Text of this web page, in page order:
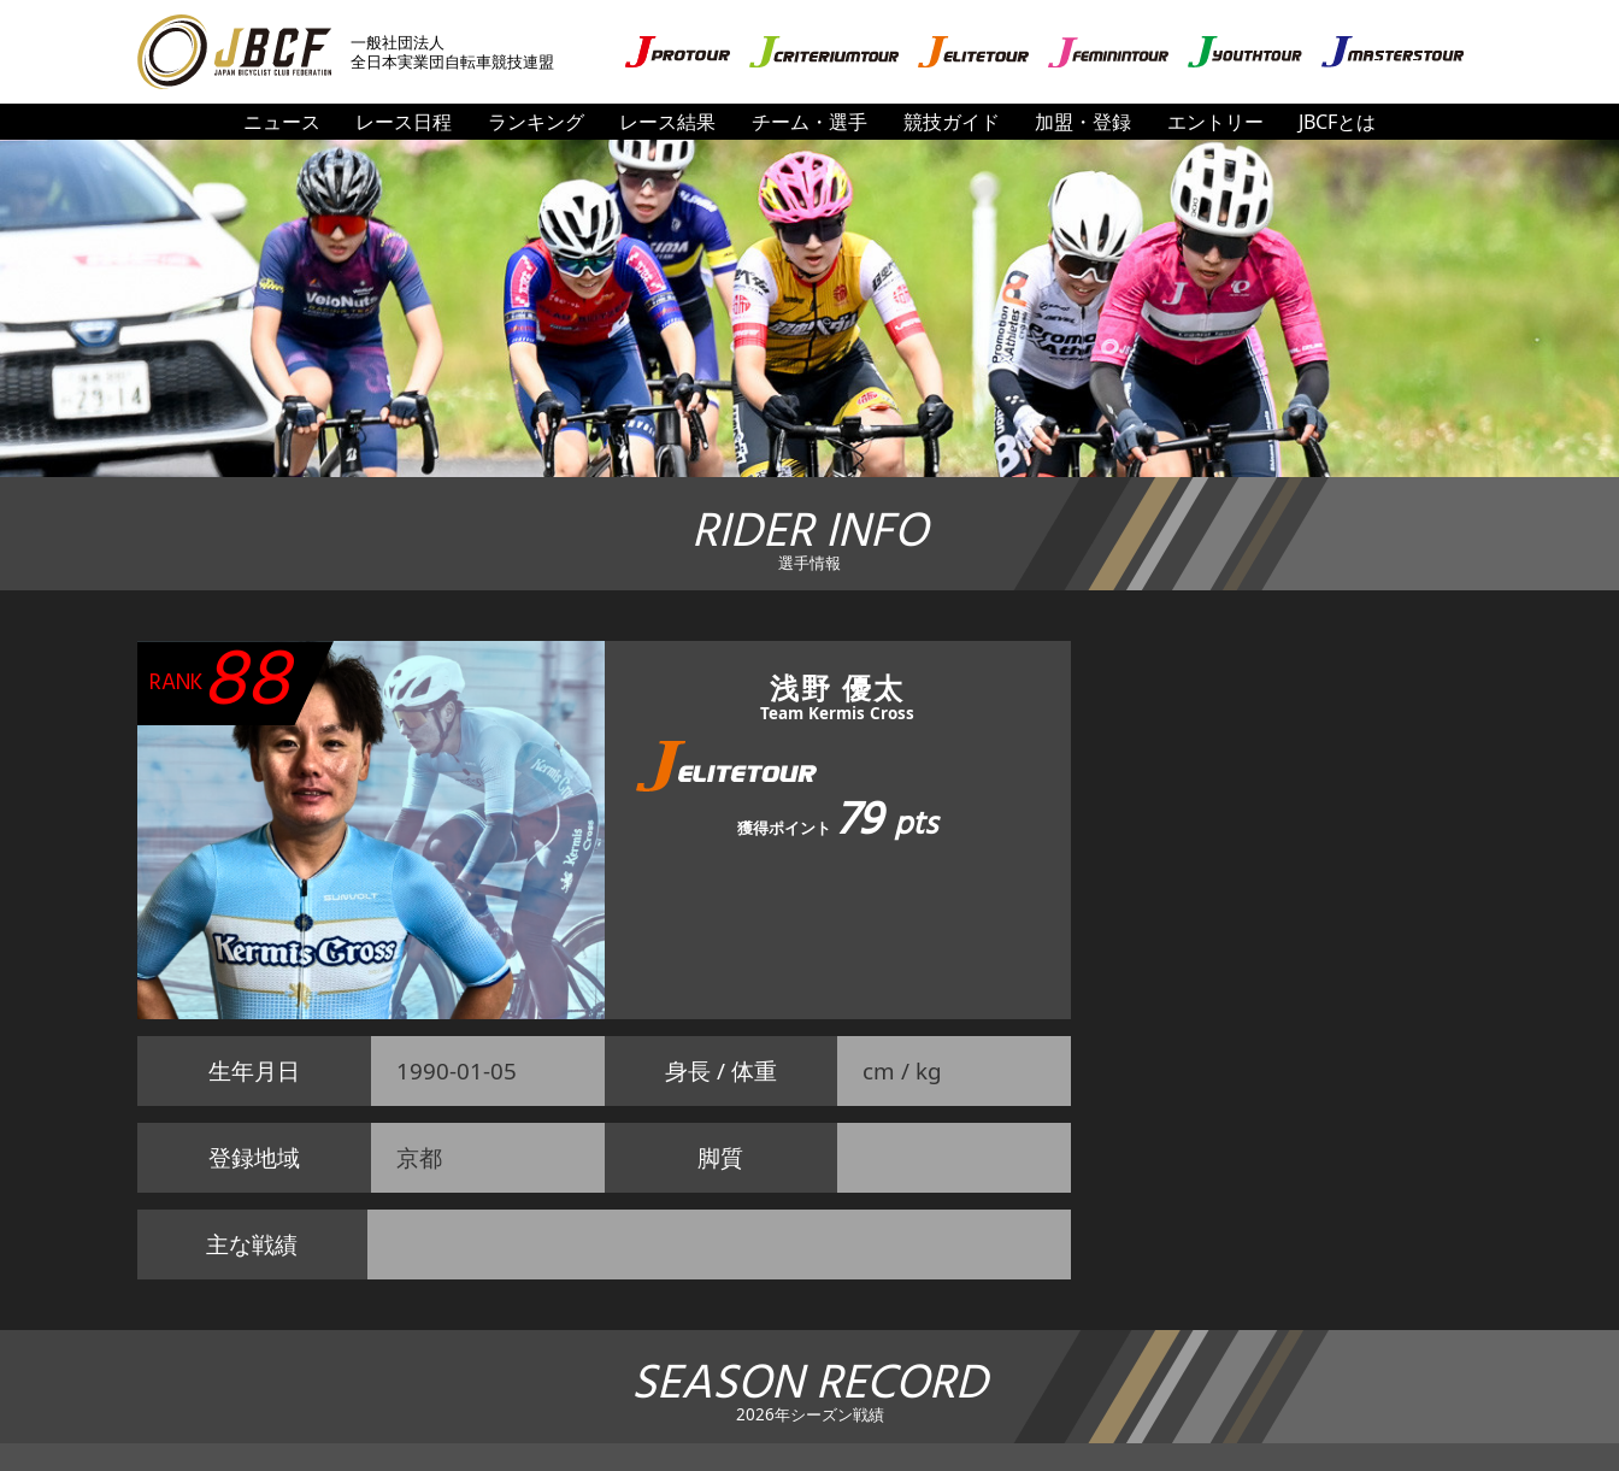
一般社団法人
全日本実業団自転車競技連盟
ニュース レース日程 ランキング レース結果 チーム・選手 競技ガイド 加盟・登録 エントリー JBCFとは
RIDER INFO
選手情報
RANK88 浅野 優太
Team Kermis Cross
獲得ポイント 79pts
生年月日 1990-01-05 身長 / 体重 cm / kg
登録地域 京都 脚質
主な戦績
SEASON RECORD
2026年シーズン戦績